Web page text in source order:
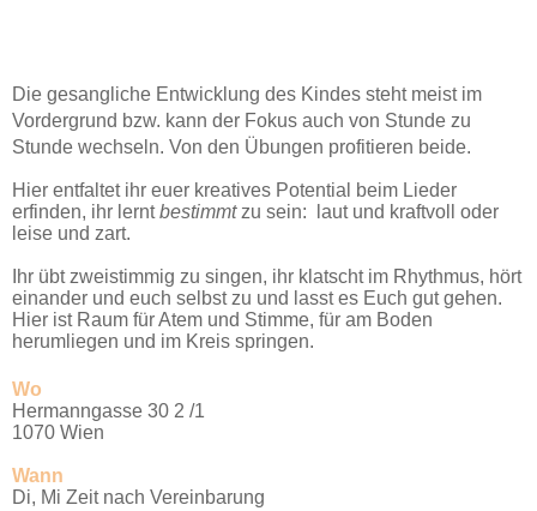
Die gesangliche Entwicklung des Kindes steht meist im
Vordergrund bzw. kann der Fokus auch von Stunde zu
Stunde wechseln. Von den Übungen profitieren beide.
Hier entfaltet ihr euer kreatives Potential beim Lieder
erfinden, ihr lerntbestimmtzu sein: laut und kraftvoll oder
leise und zart.
Ihr übt zweistimmig zu singen, ihr klatscht im Rhythmus, hört
einander und euch selbst zu und lasst es Euch gut gehen.
Hier ist Raum für Atem und Stimme, für am Boden
herumliegen und im Kreis springen.
Wo
Hermanngasse 30 2 /1
1070 Wien
Wann
Di, Mi Zeit nach Vereinbarung